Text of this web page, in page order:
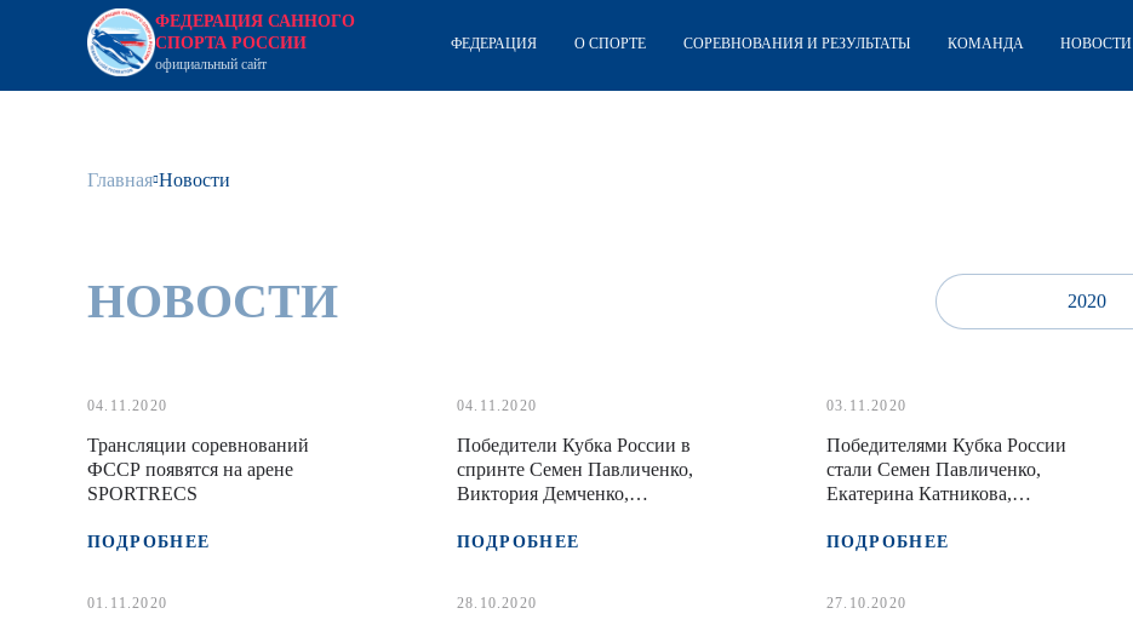
ФЕДЕРАЦИЯ САННОГО
СПОРТА РОССИИ
официальный сайт
ФЕДЕРАЦИЯ О СПОРТЕ СОРЕВНОВАНИЯ И РЕЗУЛЬТАТЫ КОМАНДА НОВОСТИ
Главная Новости
НОВОСТИ 2020
04.11.2020
Трансляции соревнований
ФССР появятся на арене
SPORTRECS
ПОДРОБНЕЕ
04.11.2020
Победители Кубка России в
спринте Семен Павличенко,
Виктория Демченко,
команда Москвы
ПОДРОБНЕЕ
03.11.2020
Победителями Кубка России
стали Семен Павличенко,
Екатерина Катникова,
ПОДРОБНЕЕ
01.11.2020 28.10.2020 27.10.2020